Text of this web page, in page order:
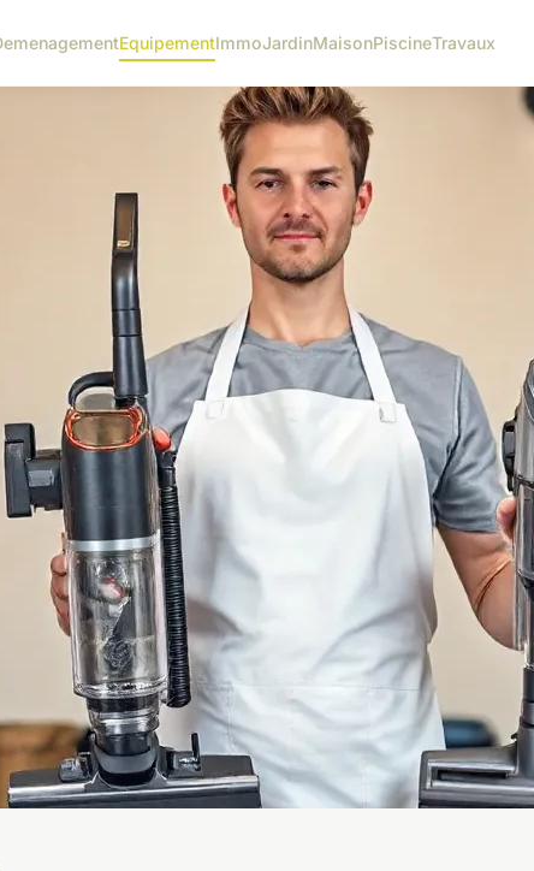
EquipementImmoJardinMaisonPiscineTravaux